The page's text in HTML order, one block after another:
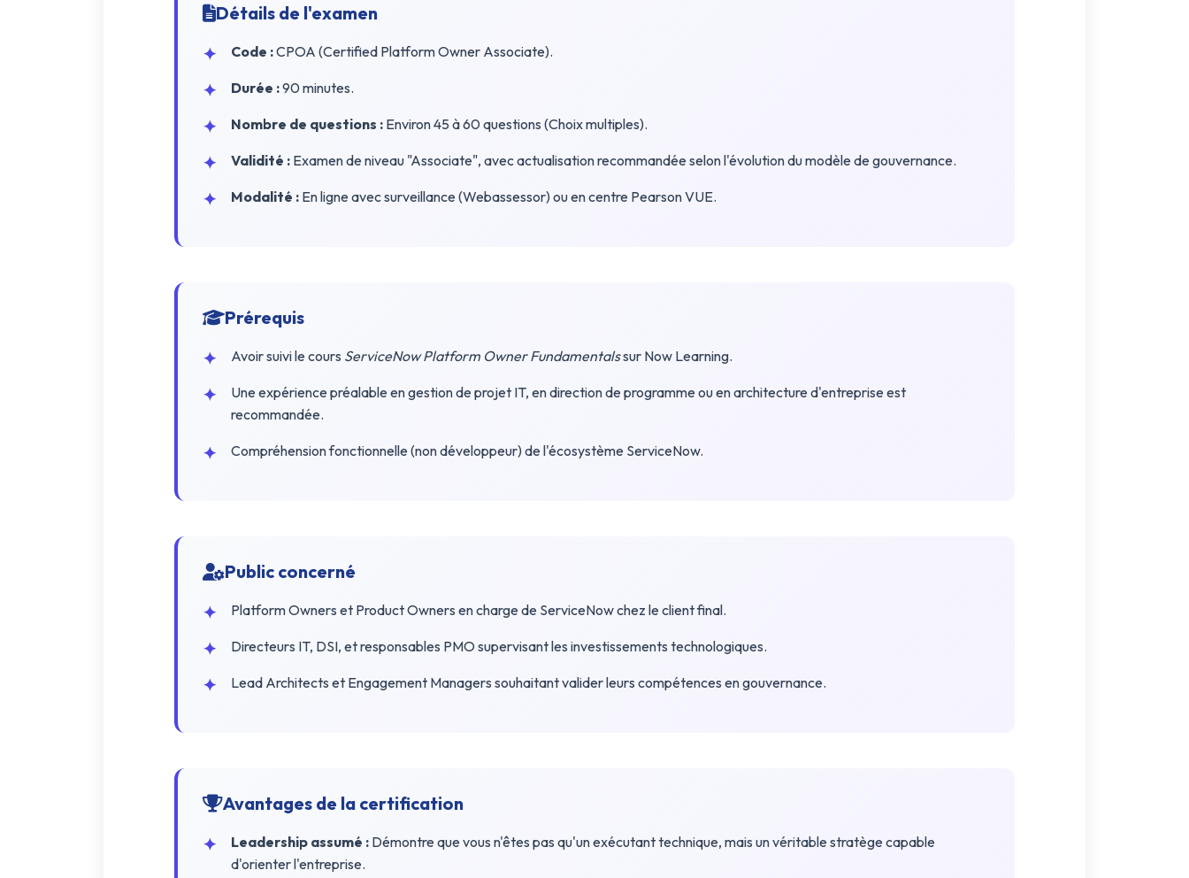
Détails de l'examen
Code :CPOA (Certified Platform Owner Associate).
Durée :90 minutes.
Nombre de questions : Environ 45 à 60 questions (Choix multiples).
Validité : Examen de niveau "Associate", avec actualisation recommandée selon l'évolution du modèle de gouvernance.
Modalité : En ligne avec surveillance (Webassessor) ou en centre Pearson VUE.
Prérequis
Avoir suivi le cours ServiceNow Platform Owner Fundamentalssur Now Learning.
Une expérience préalable en gestion de projet IT, en direction de programme ou en architecture d'entreprise est
recommandée.
Compréhension fonctionnelle (non développeur) de l'écosystème ServiceNow.
Public concerné
Platform Owners et Product Owners en charge de ServiceNow chez le client final.
Directeurs IT, DSI, et responsables PMO supervisant les investissements technologiques.
Lead Architects et Engagement Managers souhaitant valider leurs compétences en gouvernance.
Avantages de la certification
Leadership assumé : Démontre que vous n'êtes pas qu'un exécutant technique, mais un véritable stratège capable
d'orienter l'entreprise.